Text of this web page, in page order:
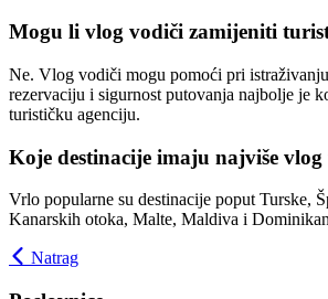
Mogu li vlog vodiči zamijeniti
Ne. Vlog vodiči mogu pomoći pri
rezervaciju i sigurnost putovanja najbolje je
turističku agenciju.
Koje destinacije imaju najviše vlog
Vrlo popularne su destinacije poput Turske,
Kanarskih otoka, Malte, Maldiva i
Natrag